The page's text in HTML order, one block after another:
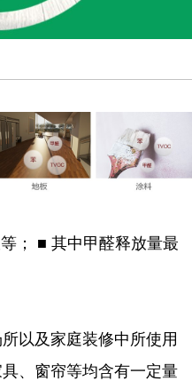
； ■ 其中甲醛释放量最
以及家庭装修中所使用
、 窗帘等均含有一定量